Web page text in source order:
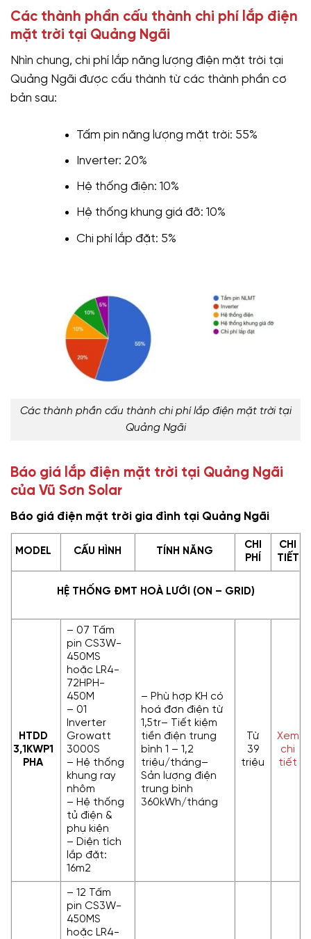
Các thành phần cấu thành chi phí lắp điện
mặt trời tại Quảng Ngãi
Nhìn chung, chi phí lắp năng lượng điện mặt trời tại
Quảng Ngãi được cấu thành từ các thành phần cơ
bản sau:
Tấm pin năng lượng mặt trời: 55%
Inverter: 20%
Hệ thống điện: 10%
Hệ thống khung giá đỡ: 10%
Chi phí lắp đặt: 5%
Các thành phần cấu thành chi phí lắp điện mặt trời tại
Quảng Ngãi
Báo giá lắp điện mặt trời tại Quảng Ngãi
của Vũ Sơn Solar
Báo giá điện mặt trời gia đình tại Quảng Ngãi
MODEL CẤU HÌNH TÍNH NĂNG
CHI
PHÍ
CHI
TIẾT
HỆ THỐNG ĐMT HOÀ LƯỚI (ON – GRID)
HTDD
3,1KWP1
PHA
– 07 Tấm
pin CS3W-
450MS
hoặc LR4-
72HPH-
450M
– 01
Inverter
Growatt
3000S
– Hệ thống
khung ray
nhôm
– Hệ thống
tủ điện &
phụ kiện
– Diện tích
lắp đặt:
16m2
– Phù hợp KH có
hoá đơn điện từ
1,5tr– Tiết kiệm
tiền điện trung
bình 1 – 1,2
triệu/tháng–
Sản lượng điện
trung bình
360kWh/tháng
Từ
39
triệu
Xem
chi
tiết
– 12 Tấm
pin CS3W-
450MS
hoặc LR4-